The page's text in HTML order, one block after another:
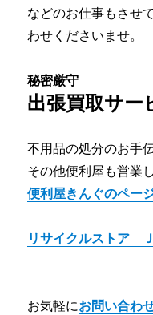
などのお仕事もさせ
わせくださいませ。
秘密厳守
出張買取サー
不用品の処分のお手
その他便利屋も営業
便利屋きんぐのペー
リサイクルストア
お気軽にお問い合わ